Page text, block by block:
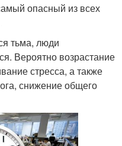
опасный из всех
тьма, люди
Вероятно возрастание
стресса, а также
снижение общего